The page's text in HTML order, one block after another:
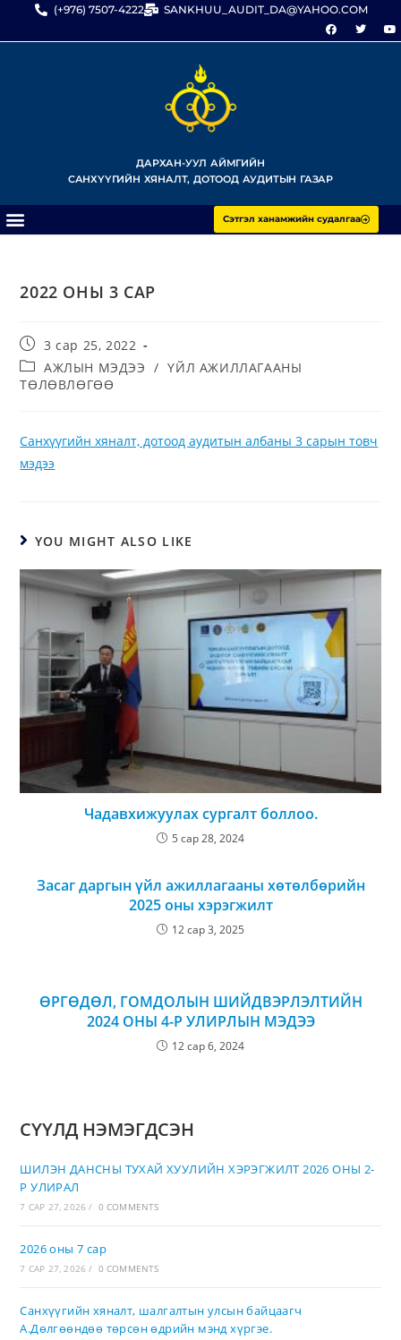
(+976) 7507-4222 SANKHUU_AUDIT_DA@YAHOO.COM
ДАРХАН-УУЛ АЙМГИЙН
САНХҮҮГИЙН ХЯНАЛТ, ДОТООД АУДИТЫН ГАЗАР
Сэтгэл ханамжийн судалгаа
2022 ОНЫ 3 САР
3 сар 25, 2022
АЖЛЫН МЭДЭЭ / ҮЙЛ АЖИЛЛАГААНЫ
ТӨЛӨВЛӨГӨӨ
Санхүүгийн хяналт, дотоод аудитын албаны 3 сарын товч
мэдээ
YOU MIGHT ALSO LIKE
Чадавхижуулах сургалт боллоо.
5 сар 28, 2024
Засаг даргын үйл ажиллагааны хөтөлбөрийн
2025 оны хэрэгжилт
12 сар 3, 2025
ӨРГӨДӨЛ, ГОМДОЛЫН ШИЙДВЭРЛЭЛТИЙН
2024 ОНЫ 4-Р УЛИРЛЫН МЭДЭЭ
12 сар 6, 2024
СҮҮЛД НЭМЭГДСЭН
ШИЛЭН ДАНСНЫ ТУХАЙ ХУУЛИЙН ХЭРЭГЖИЛТ 2026 ОНЫ 2-
Р УЛИРАЛ
7 САР 27, 2026 / 0 COMMENTS
2026 оны 7 сар
7 САР 27, 2026 / 0 COMMENTS
Санхүүгийн хяналт, шалгалтын улсын байцаагч
А.Дөлгөөндөө төрсөн өдрийн мэнд хүргэе.